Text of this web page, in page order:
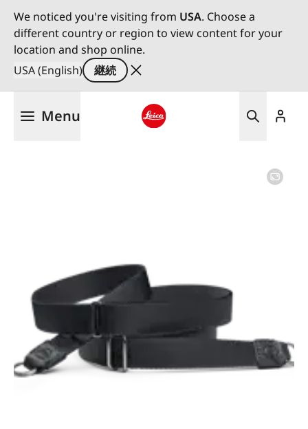
We noticed you're visiting from USA. Choose a
different country or region to view content for your
location and shop online.
USA (English)
継続
Menu